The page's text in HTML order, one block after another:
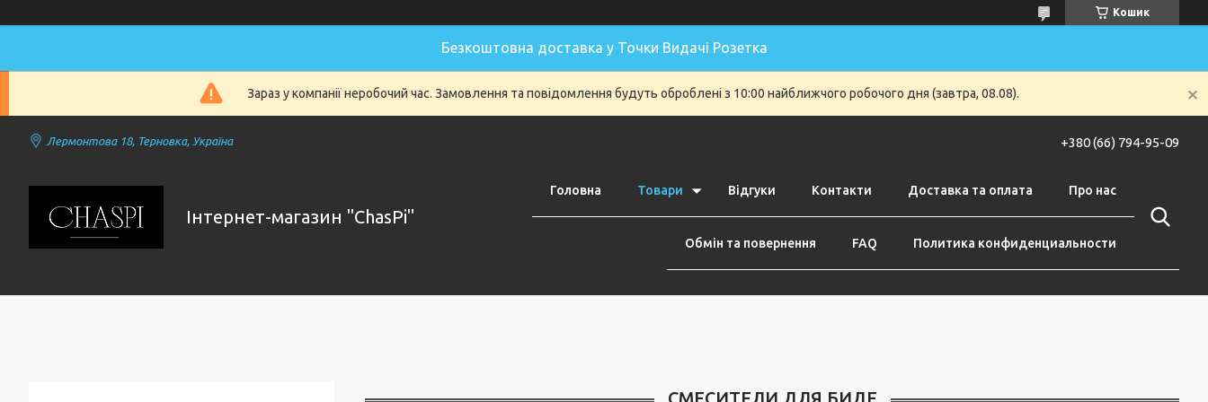
Кошик
Безкоштовна доставка у Точки Видачі Розетка
Зараз у компанії неробочий час. Замовлення та повідомлення будуть оброблені з 10:00 найближчого робочого дня (завтра, 08.08).
Лермонтова 18, Терновка, Україна +380 (66) 794-95-09
Інтернет-магазин "ChasPi"
Головна Товари Відгуки Контакти Доставка та оплата Про нас
Обмін та повернення FAQ Политика конфиденциальности